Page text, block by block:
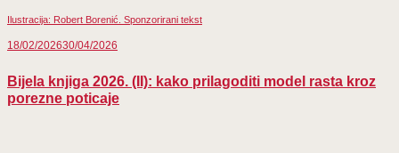
Ilustracija: Robert Borenić. Sponzorirani tekst
18/02/202630/04/2026
Bijela knjiga 2026. (II): kako prilagoditi model rasta kroz
porezne poticaje